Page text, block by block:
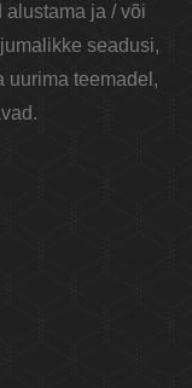
alustama ja / või
seadusi,
uurima teemadel,